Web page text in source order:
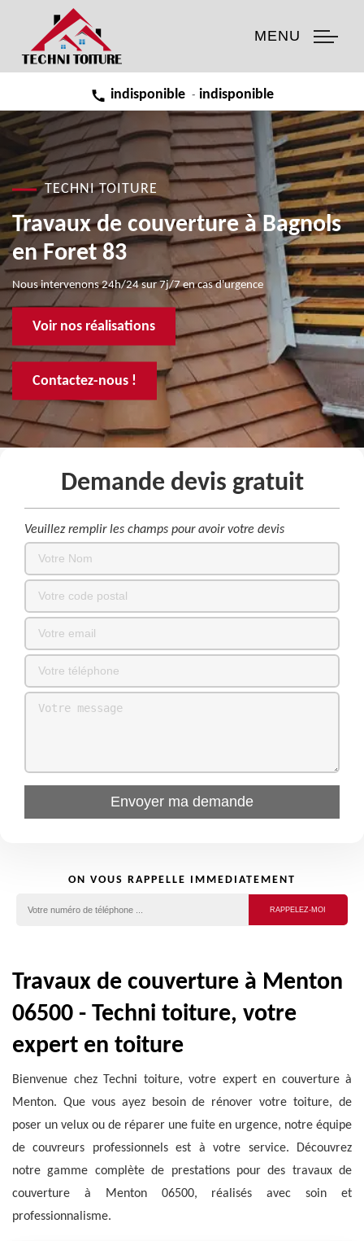
MENU
indisponible - indisponible
TECHNI TOITURE
Travaux de couverture à Bagnols
en Foret 83
Nous intervenons 24h/24 sur 7j/7 en cas d'urgence
Voir nos réalisations
Contactez-nous !
Demande devis gratuit
Veuillez remplir les champs pour avoir votre devis
ON VOUS RAPPELLE IMMEDIATEMENT
Travaux de couverture à Menton
06500 - Techni toiture, votre
expert en toiture
Bienvenue chez Techni toiture, votre expert en couverture à
Menton. Que vous ayez besoin de rénover votre toiture, de
poser un velux ou de réparer une fuite en urgence, notre équipe
de couvreurs professionnels est à votre service. Découvrez
notre gamme complète de prestations pour des travaux de
couverture à Menton 06500, réalisés avec soin et
professionnalisme.